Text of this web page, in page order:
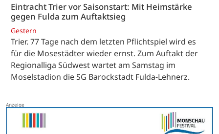
Eintracht Trier vor Saisonstart: Mit Heimstärke
gegen Fulda zum Auftaktsieg
Gestern
Trier. 77 Tage nach dem letzten Pflichtspiel wird es
für die Mosestädter wieder ernst. Zum Auftakt der
Regionalliga Südwest wartet am Samstag im
Moselstadion die SG Barockstadt Fulda-Lehnerz.